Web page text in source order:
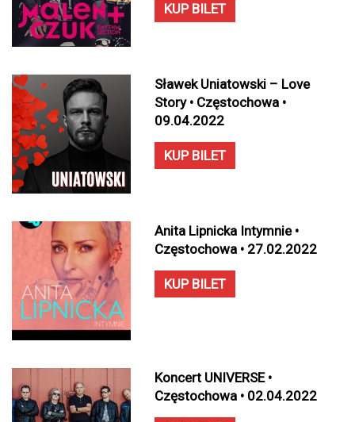
KUP BILET
Sławek Uniatowski – Love
Story • Częstochowa •
09.04.2022
KUP BILET
Anita Lipnicka Intymnie •
Częstochowa • 27.02.2022
KUP BILET
Koncert UNIVERSE •
Częstochowa • 02.04.2022